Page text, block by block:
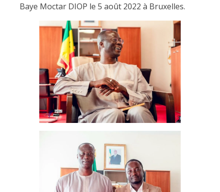
Baye Moctar DIOP le 5 août 2022 à Bruxelles.